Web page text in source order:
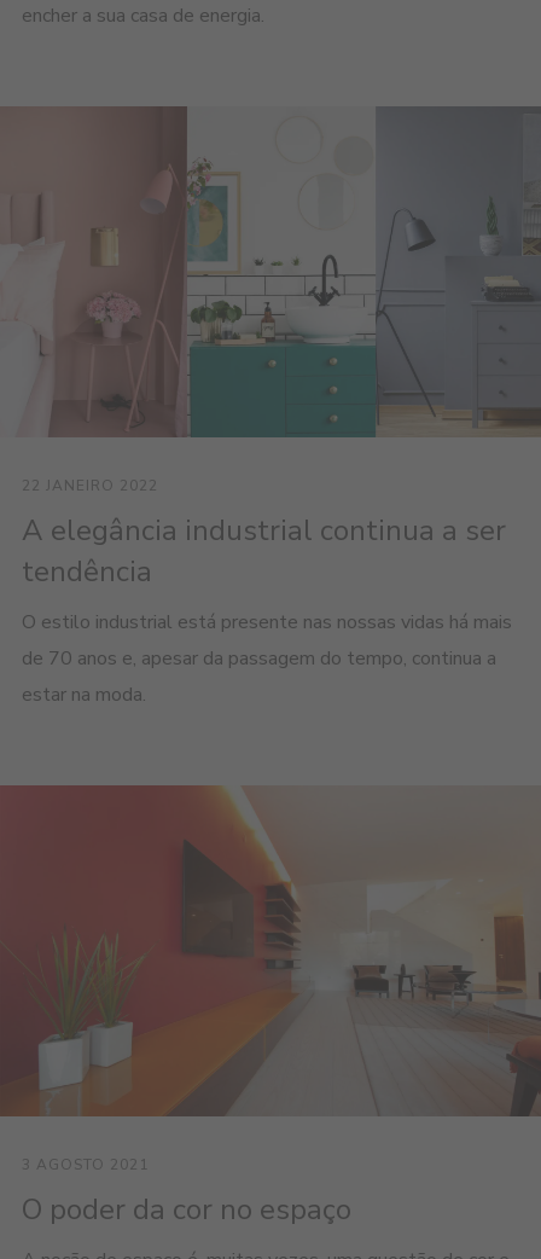
encher a sua casa de energia.
22 JANEIRO 2022
A elegância industrial continua a ser
tendência
O estilo industrial está presente nas nossas vidas há mais
de 70 anos e, apesar da passagem do tempo, continua a
estar na moda.
3 AGOSTO 2021
O poder da cor no espaço